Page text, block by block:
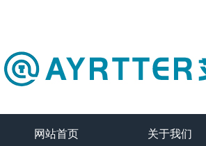
网站首页 关于我们